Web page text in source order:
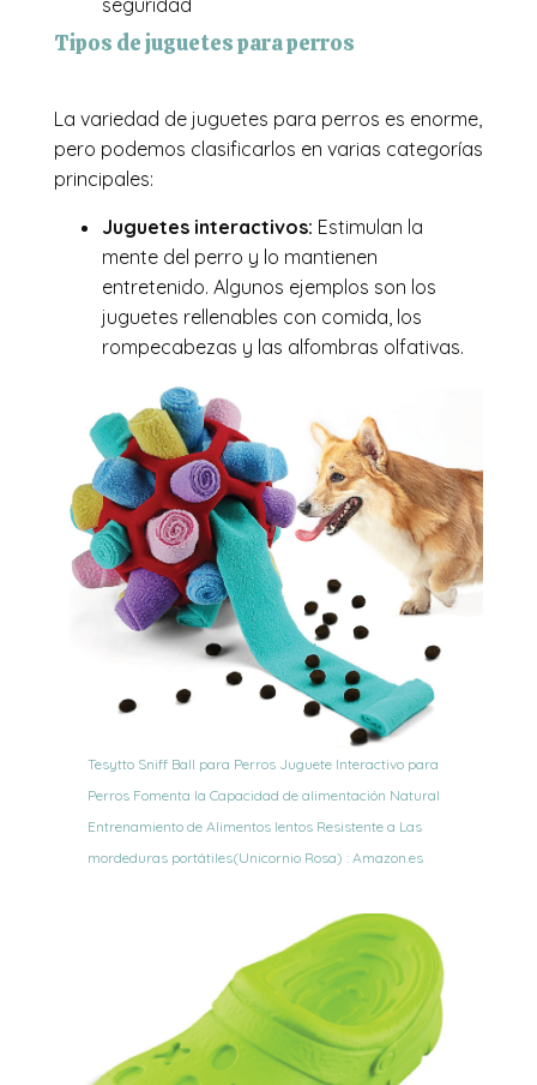
seguridad
Tipos de juguetes para perros
La variedad de juguetes para perros es enorme,
pero podemos clasificarlos en varias categorías
principales:
Juguetes interactivos: Estimulan la
mente del perro y lo mantienen
entretenido. Algunos ejemplos son los
juguetes rellenables con comida, los
rompecabezas y las alfombras olfativas.
Tesytto Sniff Ball para Perros Juguete Interactivo para
Perros Fomenta la Capacidad de alimentación Natural
Entrenamiento de Alimentos lentos Resistente a Las
mordeduras portátiles(Unicornio Rosa) : Amazon.es